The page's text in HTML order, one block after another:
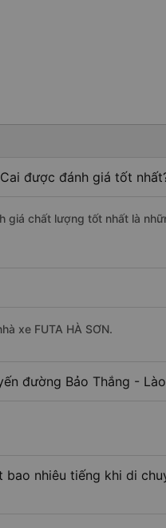
được đánh giá tốt
giá chất lượng tốt nhất là
xe FUTA HÀ SƠN.
đường Bảo Thắng -
bao nhiêu tiếng khi di